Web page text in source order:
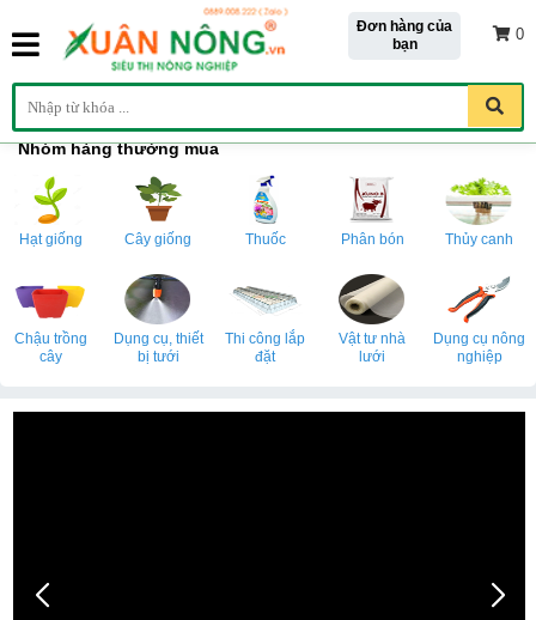
Đơn hàng của
bạn
0
Nhóm hàng thường mua
Hạt giống Cây giống Thuốc Phân bón Thủy canh
Chậu trồng
cây
Dụng cụ, thiết
bị tưới
Thi công lắp
đặt
Vật tư nhà
lưới
Dụng cụ nông
nghiệp